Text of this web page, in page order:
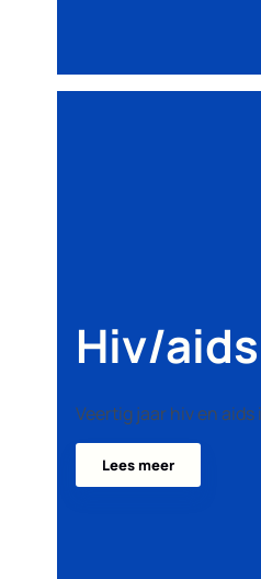
Hiv/aids
Veertig jaar hiv en
Lees meer